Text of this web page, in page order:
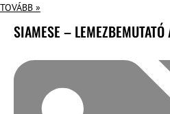
TOVÁBB »
SIAMESE – LEMEZBEMUTATÓ